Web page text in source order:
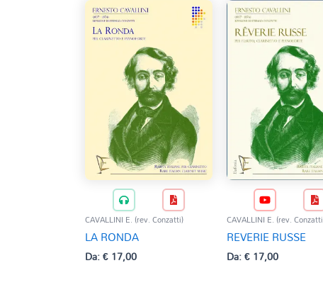
CAVALLINI E. (rev. Conzatti)
LA RONDA
Da:€17,00
CAVALLINI E. (rev.
REVERIE RUSSE
Da:€17,00